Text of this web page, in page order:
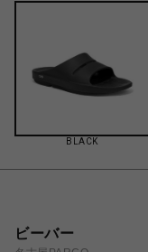
BLACK
ビーバー